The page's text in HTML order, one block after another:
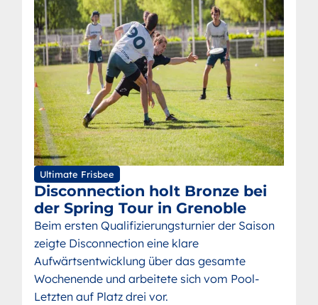
Ultimate Frisbee
Disconnection holt Bronze bei
der Spring Tour in Grenoble
Beim ersten Qualifizierungsturnier der Saison
zeigte Disconnection eine klare
Aufwärtsentwicklung über das gesamte
Wochenende und arbeitete sich vom Pool-
Letzten auf Platz drei vor.